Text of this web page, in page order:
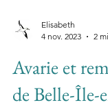
4 nov. 2023
2